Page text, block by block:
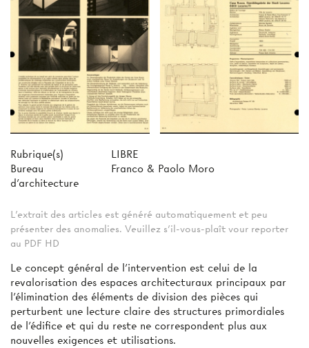
Rubrique(s)
LIBRE
Bureau
d'architecture
Franco & Paolo Moro
L'extrait des articles est généré automatiquement et peu
présenter des anomalies. Veuillez s'il-vous-plaît vour reporter
au PDF HD
Le concept général de l'intervention est celui de la
revalorisation des espaces architecturaux principaux par
l'élimination des éléments de division des pièces qui
perturbent une lecture claire des structures primordiales
de l'édifice et qui du reste ne correspondent plus aux
nouvelles exigences et utilisations.